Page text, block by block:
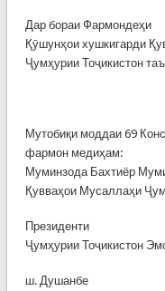
Дар бораи Фармондеҳи
Қӯшунҳои хушкигарди
Ҷумҳурии Тоҷикистон
Мутобиқи моддаи 69
фармон медиҳам:
Муминзода Бахтиёр
Қувваҳои Мусаллаҳи
Президенти
Ҷумҳурии Тоҷикистон
ш. Душанбе